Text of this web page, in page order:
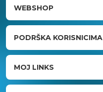
WEBSHOP
PODRŠKA KORISNICIMA
MOJ LINKS